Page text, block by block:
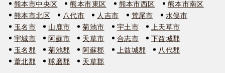
熊本市中央区 熊本市東区 熊本市西区
熊本市南区
熊本市北区
八代市 人吉市 荒尾市
水俣市
玉名市
山鹿市 菊池市 宇土市
上天草市
宇城市
阿蘇市 天草市 合志市
下益城郡
玉名郡
菊池郡 阿蘇郡 上益城郡
八代郡
葦北郡
球磨郡 天草郡